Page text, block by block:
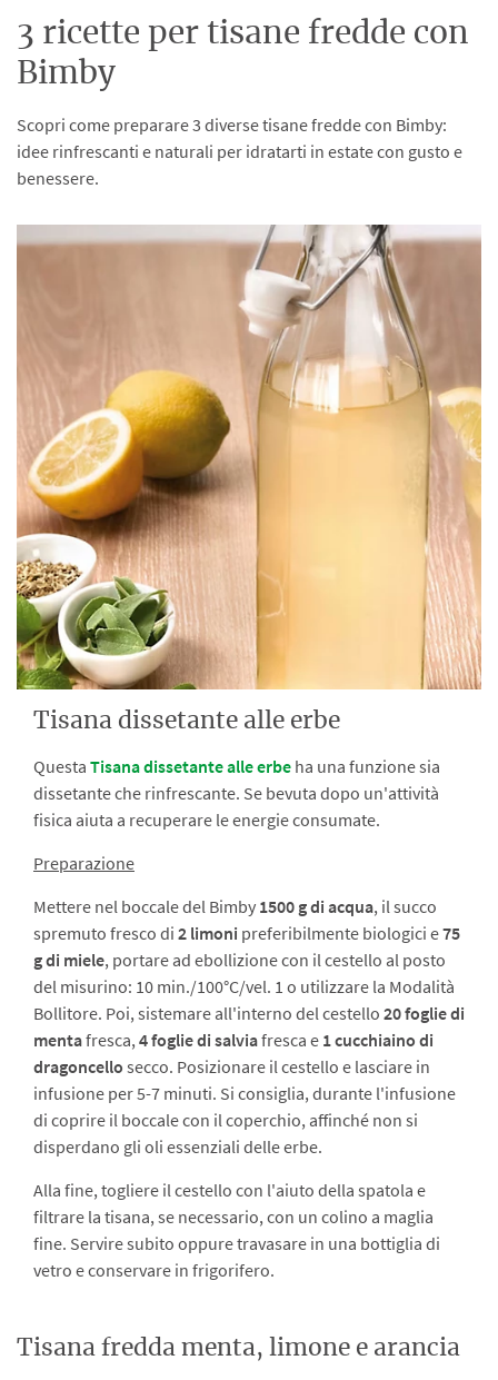
3 ricette per tisane fredde con
Bimby
Scopri come preparare 3 diverse tisane fredde con Bimby:
idee rinfrescanti e naturali per idratarti in estate con gusto e
benessere.
Tisana dissetante alle erbe
Questa Tisana dissetante alle erbe ha una funzione sia
dissetante che rinfrescante. Se bevuta dopo un'attività
fisica aiuta a recuperare le energie consumate.
Preparazione
Mettere nel boccale del Bimby 1500 g di acqua, il succo
spremuto fresco di 2 limoni preferibilmente biologici e75
g di miele, portare ad ebollizione con il cestello al posto
del misurino: 10 min./100°C/vel. 1 o utilizzare la Modalità
Bollitore. Poi, sistemare all'interno del cestello 20 foglie di
mentafresca, 4 foglie di salviafresca e 1 cucchiaino di
dragoncello secco. Posizionare il cestello e lasciare in
infusione per 5-7 minuti. Si consiglia, durante l'infusione
di coprire il boccale con il coperchio, affinché non si
disperdano gli oli essenziali delle erbe.
Alla fine, togliere il cestello con l'aiuto della spatola e
filtrare la tisana, se necessario, con un colino a maglia
fine. Servire subito oppure travasare in una bottiglia di
vetro e conservare in frigorifero.
Tisana fredda menta, limone e arancia